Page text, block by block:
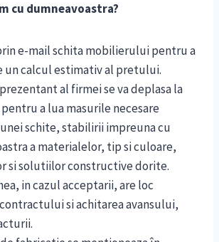
cu dumneavoastra?
e-mail schita mobilierului pentru a
un calcul estimativ al pretului.
al firmei se va deplasa la
a lua masurile necesare
schite, stabilirii impreuna cu
a materialelor, tip si culoare,
si solutiilor constructive dorite.
in cazul acceptarii, are loc
si achitarea avansului,